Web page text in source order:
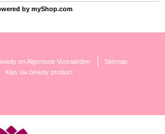
by myShop.com
en Algemene Vooraarden
Sitemap
Kies uw beauty product